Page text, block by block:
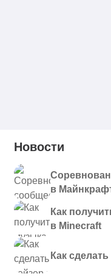
Новости
в
Как
в Minecraft
Как